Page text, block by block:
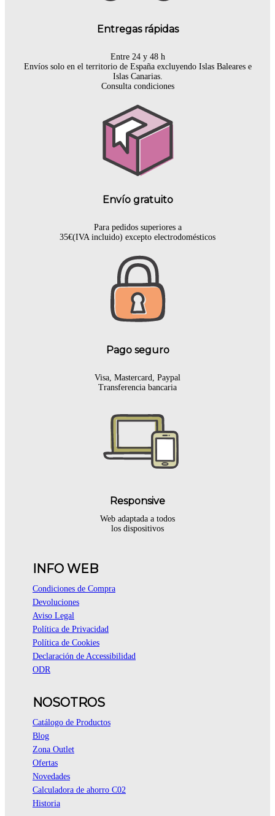
Entregas rápidas
Entre 24 y 48 h
Envíos solo en el territorio de España excluyendo Islas Baleares e
Islas Canarias.
Consulta condiciones
Envío gratuito
Para pedidos superiores a
35€(IVA incluido) excepto electrodomésticos
Pago seguro
Visa, Mastercard, Paypal
Transferencia bancaria
Responsive
Web adaptada a todos
los dispositivos
INFO WEB
Condiciones de Compra
Devoluciones
Aviso Legal
Política de Privacidad
Política de Cookies
Declaración de Accessibilidad
ODR
NOSOTROS
Catálogo de Productos
Blog
Zona Outlet
Ofertas
Novedades
Calculadora de ahorro C02
Historia